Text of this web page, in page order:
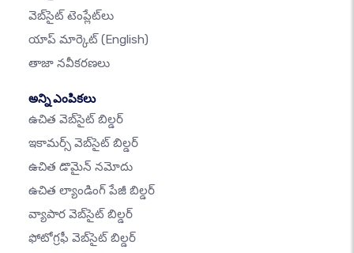
వెబ్‌సైట్ టెంప్లేట్‌లు
యాప్ మార్కెట్ (English)
తాజా నవీకరణలు
అన్ని ఎంపికలు
ఉచిత వెబ్‌సైట్ బిల్డర్
ఇకామర్స్ వెబ్‌సైట్ బిల్డర్
ఉచిత డొమైన్ నమోదు
ఉచిత ల్యాండింగ్ పేజీ బిల్డర్
వ్యాపార వెబ్‌సైట్ బిల్డర్
ఫోటోగ్రఫీ వెబ్‌సైట్ బిల్డర్